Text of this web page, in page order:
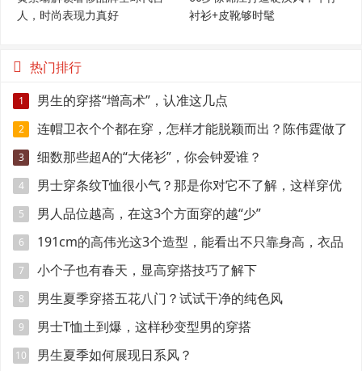
人，时尚表现力真好
衬衫+皮靴够时髦
热门排行
1 男生的穿搭“增高术”，认准这几点
2
连帽卫衣个个都在穿，怎样才能脱颖而出？陈伟霆做了
示范
3 细数那些超A的“大佬衫”，你会钟爱谁？
4
男士穿条纹T恤很小气？那是你对它不了解，这样穿优
雅时髦
5 男人品位越高，在这3个方面穿的越“少”
6
191cm的高伟光这3个造型，能看出不只靠身高，衣品
很好
7 小个子也有春天，显高穿搭技巧了解下
8 男生夏季穿搭五花八门？试试干净的纯色风
9 男士T恤土到爆，这样秒变型男的穿搭
10 男生夏季如何展现日系风？